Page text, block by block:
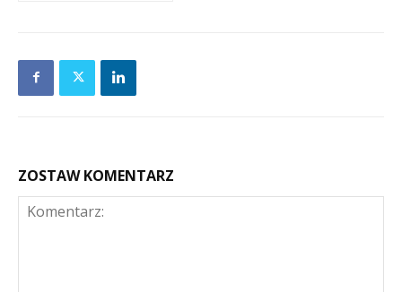
ZOSTAW KOMENTARZ